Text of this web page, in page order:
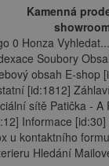
Kamenná
0 Honza
Soubory
obsah E-shop
[id:1812]
sítě Patička - A
Informace
u kontaktního
Hledání